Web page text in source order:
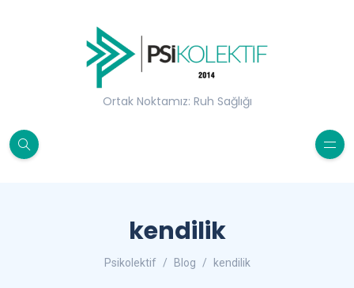
Ortak Noktamız: Ruh Sağlığı
kendilik
Psikolektif Blog kendilik